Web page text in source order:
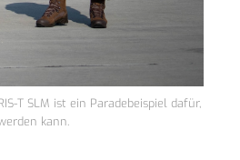
T SLM ist ein Paradebeispiel dafür,
kann.